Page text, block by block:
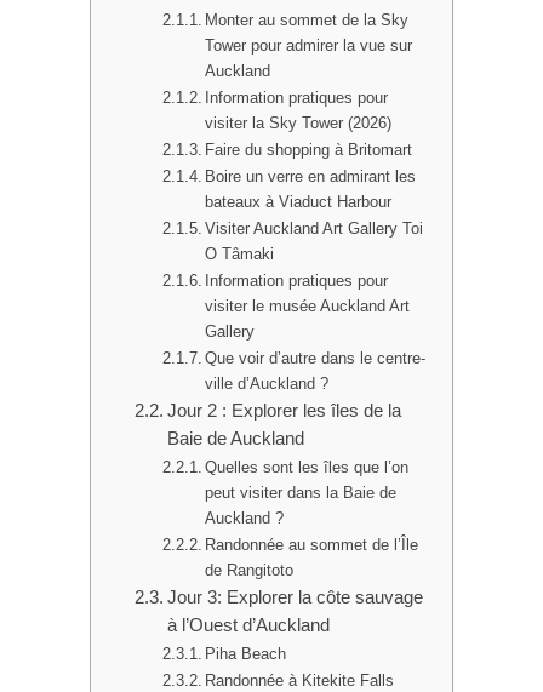
Monter au sommet de la Sky
Tower pour admirer la vue sur
Auckland
Information pratiques pour
visiter la Sky Tower (2026)
Faire du shopping à Britomart
Boire un verre en admirant les
bateaux à Viaduct Harbour
Visiter Auckland Art Gallery Toi
O Tâmaki
Information pratiques pour
visiter le musée Auckland Art
Gallery
Que voir d’autre dans le centre-
ville d’Auckland ?
Jour 2 : Explorer les îles de la
Baie de Auckland
Quelles sont les îles que l’on
peut visiter dans la Baie de
Auckland ?
Randonnée au sommet de l’Île
de Rangitoto
Jour 3: Explorer la côte sauvage
à l’Ouest d’Auckland
Piha Beach
Randonnée à Kitekite Falls